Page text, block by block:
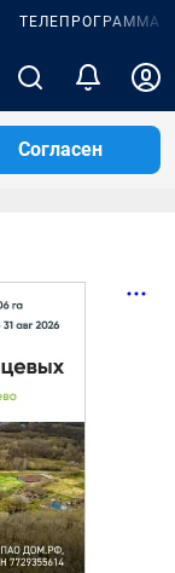
ТЕЛЕПРОГРАММА
Согласен